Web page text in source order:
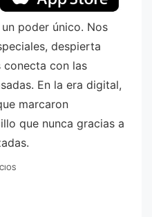
poder único. Nos
despierta
conecta con las
En la era digital,
marcaron
que nunca gracias a